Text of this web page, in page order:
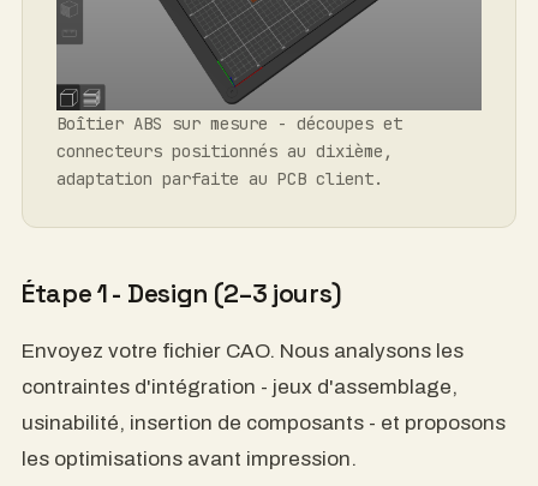
Carcasa de ABS a medida: recortes y
décimas de milímetro, adaptación perfecta a
la placa de circuito impreso del cliente.